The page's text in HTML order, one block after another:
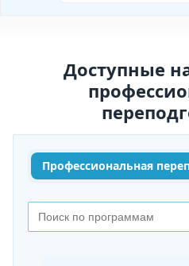
Доступные
Профессиональная